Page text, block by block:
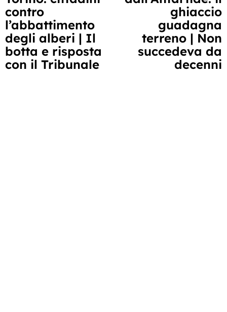
leggere
contro
l’abbattimento
degli alberi | Il
botta e risposta
con il Tribunale
ghiaccio
guadagna
terreno | Non
succedeva da
decenni